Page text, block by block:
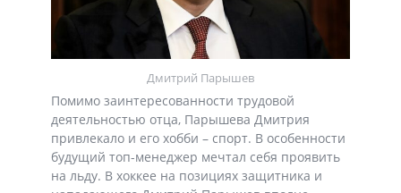
Дмитрий Парышев
Помимо заинтересованности трудовой
деятельностью отца, Парышева Дмитрия
привлекало и его хобби – спорт. В особенности
будущий топ-менеджер мечтал себя проявить
на льду. В хоккее на позициях защитника и